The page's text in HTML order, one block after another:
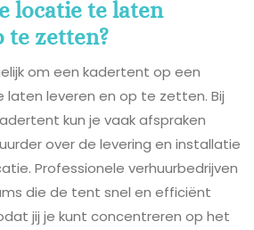
locatie te laten
te zetten?
om een kadertent op een
leveren en op te zetten. Bij
kun je vaak afspraken
over de levering en installatie
Professionele verhuurbedrijven
die de tent snel en efficiënt
jij je kunt concentreren op het